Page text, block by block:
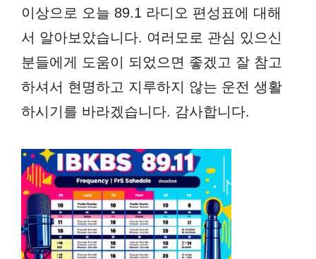
이상으로 오늘 89.1 라디오 편성표에 대해
서 알아보았습니다. 여러모로 관심 있으신
분들에게 도움이 되었으면 좋겠고 잘 참고
하셔서 현명하고 지루하지 않는 운전 생활
하시기를 바라겠습니다. 감사합니다.